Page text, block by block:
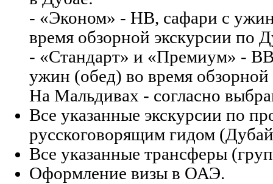
- «Эконом» - НВ, сафари с
время обзорной экскурсии по
- «Стандарт» и «Премиум» -
ужин (обед) во время
На Мальдивах - согласно
Все указанные экскурсии по
русскоговорящим гидом
Все указанные трансферы
Оформление визы в ОАЭ.